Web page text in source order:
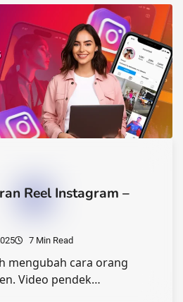
Reel Instagram –
7 Min Read
mengubah cara orang
Video pendek…